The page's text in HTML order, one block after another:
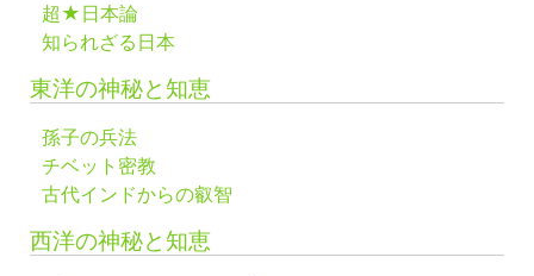
超★日本論
知られざる日本
東洋の神秘と知恵
孫子の兵法
チベット密教
古代インドからの叡智
西洋の神秘と知恵